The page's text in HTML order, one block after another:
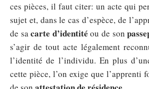
ces pièces, il faut citer: un acte qui
sujet et, dans le cas d’espèce, de
de sacarte d’identité ou de son
s’agir de tout acte légalement
l’identité de l’individu. En plus
cette pièce, l’on exige que l’apprenti